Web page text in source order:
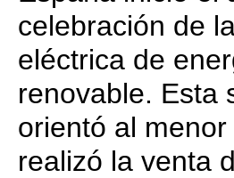
celebración de
eléctrica de
renovable. Esta
orientó al
realizó la venta